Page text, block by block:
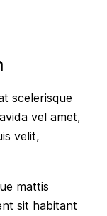
scelerisque
vel amet,
velit,
mattis
sit habitant